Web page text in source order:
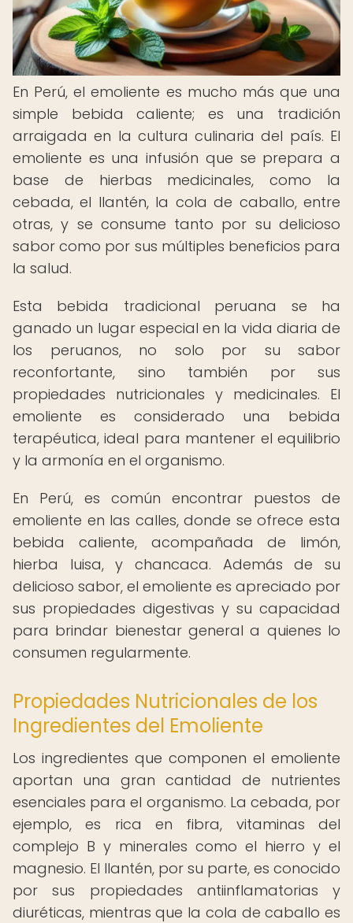
En Perú, el emoliente es mucho más que una
simple bebida caliente; es una tradición
arraigada en la cultura culinaria del país. El
emoliente es una infusión que se prepara a
base de hierbas medicinales, como la
cebada, el llantén, la cola de caballo, entre
otras, y se consume tanto por su delicioso
sabor como por sus múltiples beneficios para
la salud.
Esta bebida tradicional peruana se ha
ganado un lugar especial en la vida diaria de
los peruanos, no solo por su sabor
reconfortante, sino también por sus
propiedades nutricionales y medicinales. El
emoliente es considerado una bebida
terapéutica, ideal para mantener el equilibrio
y la armonía en el organismo.
En Perú, es común encontrar puestos de
emoliente en las calles, donde se ofrece esta
bebida caliente, acompañada de limón,
hierba luisa, y chancaca. Además de su
delicioso sabor, el emoliente es apreciado por
sus propiedades digestivas y su capacidad
para brindar bienestar general a quienes lo
consumen regularmente.
Propiedades Nutricionales de los
Ingredientes del Emoliente
Los ingredientes que componen el emoliente
aportan una gran cantidad de nutrientes
esenciales para el organismo. La cebada, por
ejemplo, es rica en fibra, vitaminas del
complejo B y minerales como el hierro y el
magnesio. El llantén, por su parte, es conocido
por sus propiedades antiinflamatorias y
diuréticas, mientras que la cola de caballo es